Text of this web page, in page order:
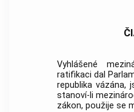
Vyhlášené
ratifikaci dal
republika vázána,
stanoví-li
zákon, použije se